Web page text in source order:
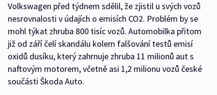
Volkswagen před týdnem sdělil, že zjistil u svých vozů
nesrovnalosti v údajích o emisích CO2. Problém by se
mohl týkat zhruba 800 tisíc vozů. Automobilka přitom
již od září čelí skandálu kolem falšování testů emisí
oxidů dusíku, který zahrnuje zhruba 11 milionů aut s
naftovým motorem, včetně asi 1,2 milionu vozů české
součásti Škoda Auto.